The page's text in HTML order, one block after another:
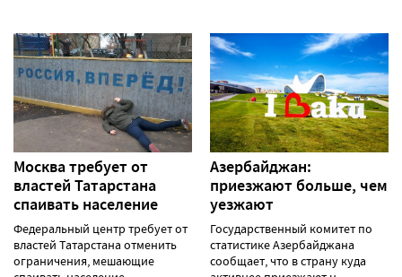
Москва требует от
властей Татарстана
спаивать население
Федеральный центр требует от
властей Татарстана отменить
ограничения, мешающие
Азербайджан:
приезжают больше, чем
уезжают
Государственный комитет по
статистике Азербайджана
сообщает, что в страну куда